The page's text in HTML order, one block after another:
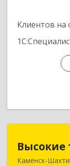
Клиентов на
Высокие
Каменск-
347810,